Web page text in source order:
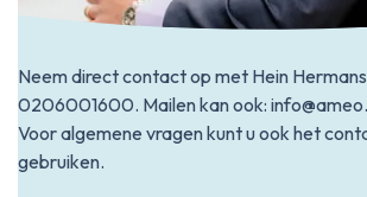
Neem direct contact op met Hein
0206001600. Mailen kan ook:
Voor algemene vragen kunt u ook het
gebruiken.